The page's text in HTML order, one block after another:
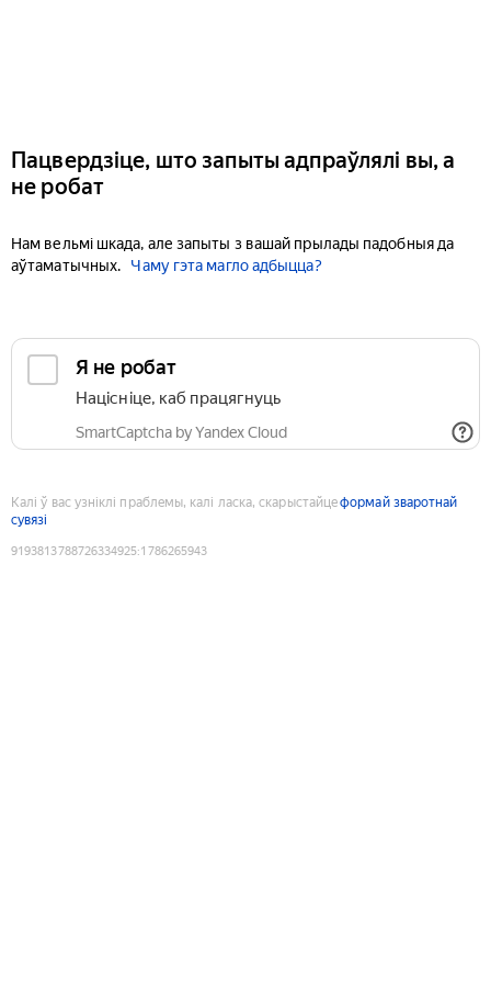
Пацвердзіце, што запыты адпраўлялі вы, а
не робат
Нам вельмі шкада, але запыты з вашай прылады падобныя да
аўтаматычных.
Чаму гэта магло адбыцца?
Я не робат
Націсніце, каб працягнуць
SmartCaptcha by Yandex Cloud
Калі ў вас узніклі праблемы, калі ласка, скарыстайцеформай зваротнай
сувязі
9193813788726334925:1786265943